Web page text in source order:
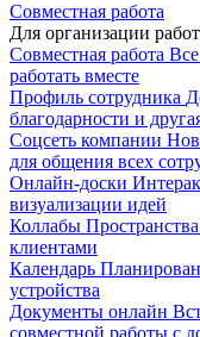
Совместная работа
Для организации
Совместная работа
работать вместе
Профиль сотрудника
благодарности и
Соцсеть компании
для общения всех
Онлайн-доски
визуализации идей
Коллабы
клиентами
Календарь
устройства
Документы онлайн
совместной работы с